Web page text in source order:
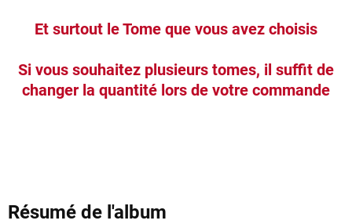
Et surtout le Tome que vous avez choisis
Si vous souhaitez plusieurs tomes, il suffit de
changer la quantité lors de votre commande
Résumé de l'album